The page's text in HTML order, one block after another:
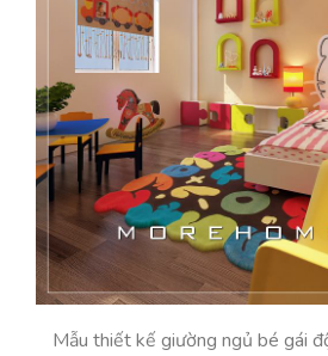
Mẫu thiết kế giường ngủ bé gái